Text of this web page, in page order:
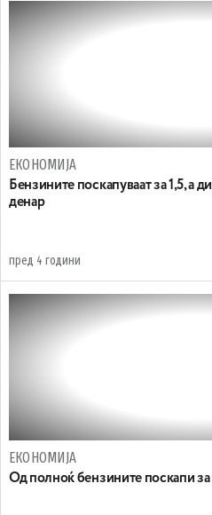
ЕКОНОМИЈА
Бензините поскапуваат за 1,5, а
денар
пред 4 години
ЕКОНОМИЈА
Од полноќ бензините поскапи